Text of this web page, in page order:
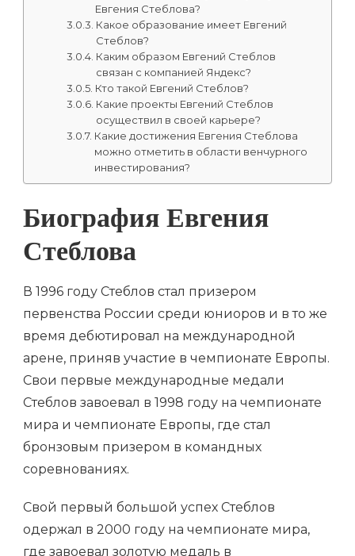
Евгения Стеблова?
Какое образование имеет Евгений
Стеблов?
Каким образом Евгений Стеблов
связан с компанией Яндекс?
Кто такой Евгений Стеблов?
Какие проекты Евгений Стеблов
осуществил в своей карьере?
Какие достижения Евгения Стеблова
можно отметить в области венчурного
инвестирования?
Биография Евгения
Стеблова
В 1996 году Стеблов стал призером
первенства России среди юниоров и в то же
время дебютировал на международной
арене, приняв участие в чемпионате Европы.
Свои первые международные медали
Стеблов завоевал в 1998 году на чемпионате
мира и чемпионате Европы, где стал
бронзовым призером в командных
соревнованиях.
Свой первый большой успех Стеблов
одержал в 2000 году на чемпионате мира,
где завоевал золотую медаль в